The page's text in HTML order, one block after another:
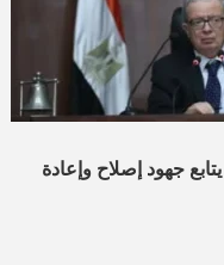
جهود إصلاح وإعادة